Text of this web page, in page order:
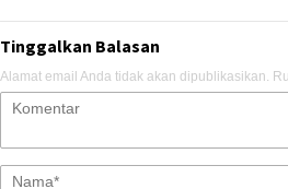
Tinggalkan Balasan
Alamat email Anda tidak akan dipublikasikan.